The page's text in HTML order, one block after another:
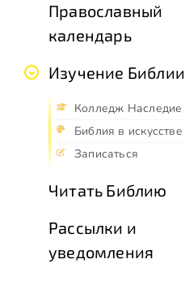
Православный
календарь
Изучение Библии
Колледж Наследие
Библия в искусстве
Записаться
Читать Библию
Рассылки и
уведомления